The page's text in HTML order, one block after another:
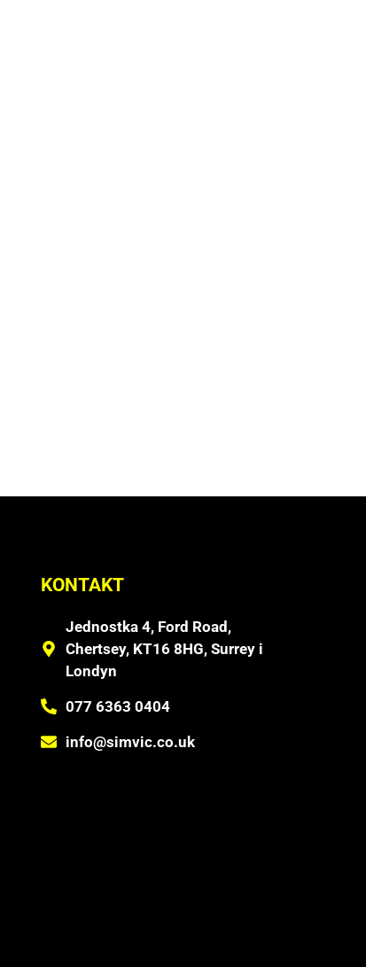
KONTAKT
Jednostka 4, Ford Road,
Chertsey, KT16 8HG, Surrey i
Londyn
077 6363 0404
info@simvic.co.uk